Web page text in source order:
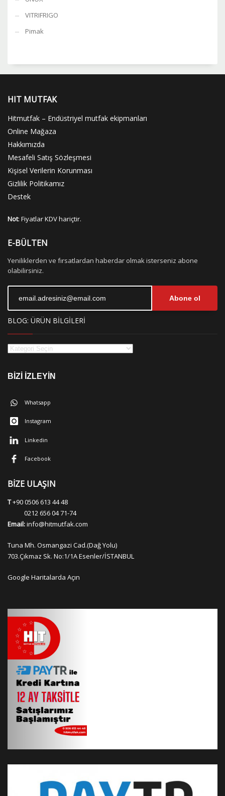
VITRIFRIGO
Pimak
HIT MUTFAK
Hitmutfak – Endüstriyel mutfak ekipmanları
Online Mağaza
Hakkımızda
Mesafeli Satış Sözleşmesi
Kişisel Verilerin Korunması
Gizlilik Politikamız
Destek
Not: Fiyatlar KDV hariçtir.
E-BÜLTEN
Yeniliklerden ve fırsatlardan haberdar olmak isterseniz abone
olabilirsiniz.
Abone ol
BLOG: ÜRÜN BİLGİLERİ
BİZİ İZLEYİN
Whatsapp
Instagram
Linkedin
Facebook
BİZE ULAŞIN
T+90 0506 613 44 48
0212 656 04 71-74
Email:info@hitmutfak.com
Tuna Mh. Osmangazi Cad.(Dağ Yolu)
703.Çıkmaz Sk. No:1/1A Esenler/İSTANBUL
Google Haritalarda Açın